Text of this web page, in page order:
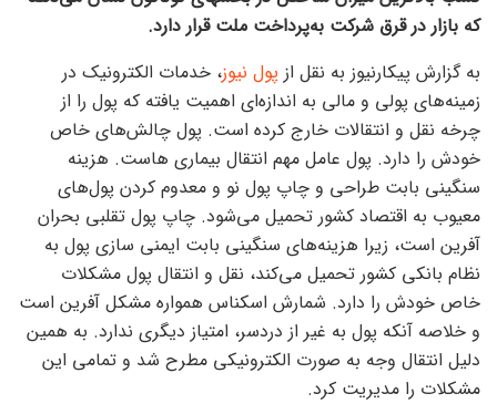
که بازار در قرق شرکت به‌پرداخت ملت قرار دارد.
به گزارش پیکارنیوز به نقل از پول نیوز، خدمات الکترونیک در
زمینه‌های پولی و مالی به اندازه‌ای اهمیت یافته که پول را از
چرخه نقل و انتقالات خارج کرده است. پول چالش‌های خاص
خودش را دارد. پول عامل مهم انتقال بیماری هاست. هزینه
سنگینی بابت طراحی و چاپ پول نو و معدوم کردن پول‌های
معیوب به اقتصاد کشور تحمیل می‌شود. چاپ پول تقلبی بحران
آفرین است، زیرا هزینه‌های سنگینی بابت ایمنی سازی پول به
نظام بانکی کشور تحمیل می‌کند، نقل و انتقال پول مشکلات
خاص خودش را دارد. شمارش اسکناس همواره مشکل آفرین است
و خلاصه آنکه پول به غیر از دردسر، امتیاز دیگری ندارد. به همین
دلیل انتقال وجه به صورت الکترونیکی مطرح شد و تمامی این
مشکلات را مدیریت کرد.